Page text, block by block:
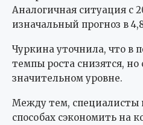
Аналогичная ситуация с
изначальный прогноз в
Чуркина уточнила, что в
темпы роста снизятся, но
значительном уровне.
Между тем, специалисты
способах сэкономить на